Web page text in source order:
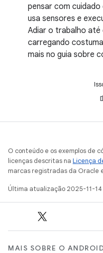
pensar com
usa sensores e
Adiar o trabalho até
carregando
mais no guia sobre
O conteúdo e os exemplos de
licenças descritas na Licença
marcas registradas da Oracle
Última atualização 2025-11-14
MAIS SOBRE O